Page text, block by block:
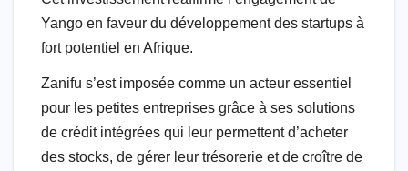
Yango en faveur du développement des startups à
fort potentiel en Afrique.
Zanifu s’est imposée comme un acteur essentiel
pour les petites entreprises grâce à ses solutions
de crédit intégrées qui leur permettent d’acheter
des stocks, de gérer leur trésorerie et de croître de